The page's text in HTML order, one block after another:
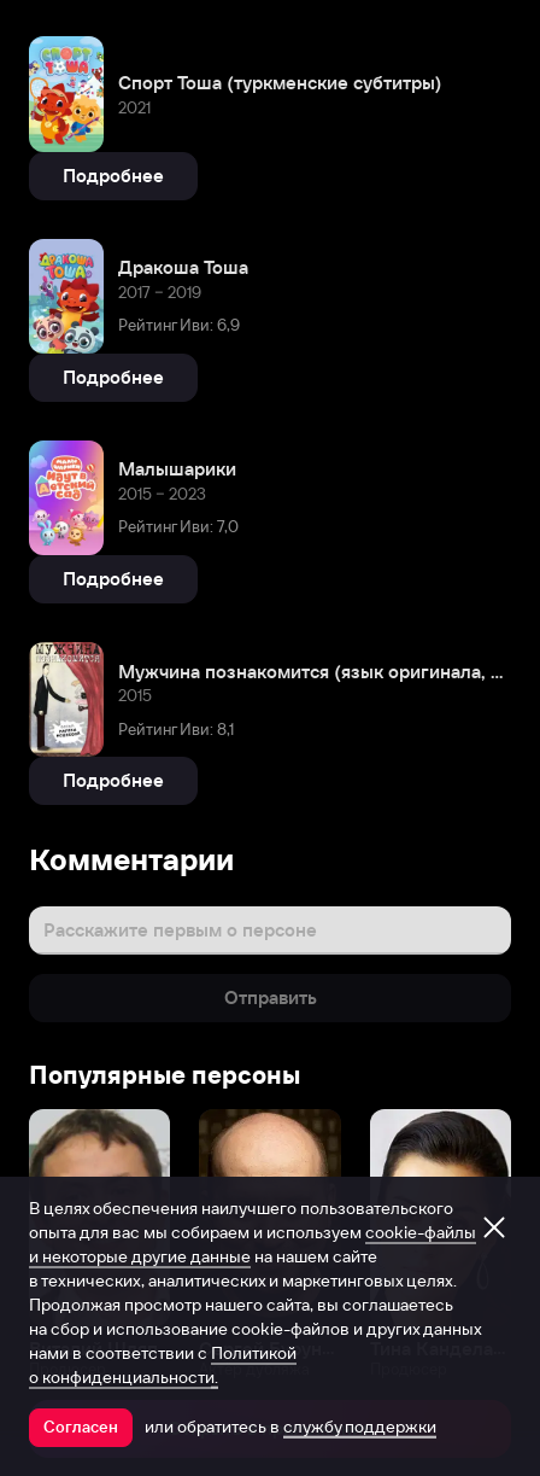
Спорт Тоша (туркменские субтитры)
2021
Подробнее
Дракоша Тоша
2017 – 2019
Рейтинг Иви: 6,9
Подробнее
Малышарики
2015 – 2023
Рейтинг Иви: 7,0
Подробнее
Мужчина познакомится (язык оригинала, русские субтитры)
2015
Рейтинг Иви: 8,1
Подробнее
Комментарии
Расскажите первым о персоне
Отправить
Популярные персоны
Виталий Шляппо
Продюсер Актёр дубляжа
Открыть в приложении
В целях обеспечения наилучшего пользовательского
опыта для вас мы собираем и используем cookie-файлы
и некоторые другие данные на нашем сайте
в технических, аналитических и маркетинговых целях.
Продолжая просмотр нашего сайта, вы соглашаетесь
на сбор и использование cookie-файлов и других данных
нами в соответствии с Политикой
о конфиденциальности.
Согласен или обратитесь в службу поддержки